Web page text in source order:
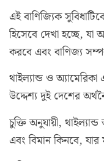
এই বাণিজ্যিক
হিসেবে দেখা হচ্ছে,
করবে এবং বাণিজ্য
থাইল্যান্ড ও
উদ্দেশ্য দুই দেশের
চুক্তি অনুযায়ী,
এবং বিমান কিনবে,